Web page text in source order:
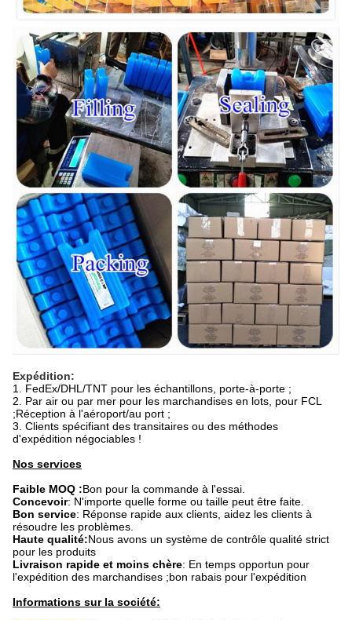
Expédition:
1. FedEx/DHL/TNT pour les échantillons, porte-à-porte ;
2. Par air ou par mer pour les marchandises en lots, pour FCL
;Réception à l'aéroport/au port ;
3. Clients spécifiant des transitaires ou des méthodes
d'expédition négociables !
Nos services
Faible MOQ :Bon pour la commande à l'essai.
Concevoir: N'importe quelle forme ou taille peut être faite.
Bon service: Réponse rapide aux clients, aidez les clients à
résoudre les problèmes.
Haute qualité:Nous avons un système de contrôle qualité strict
pour les produits
Livraison rapide et moins chère: En temps opportun pour
l'expédition des marchandises ;bon rabais pour l'expédition
Informations sur la société: